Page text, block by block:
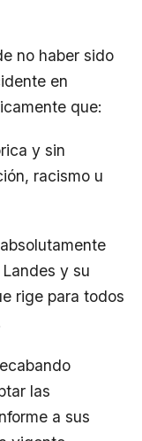
no haber sido
en
que:
y sin
racismo u
y su
rige para todos
las
a sus